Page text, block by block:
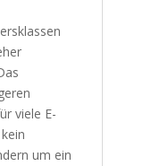
viele E-
um ein